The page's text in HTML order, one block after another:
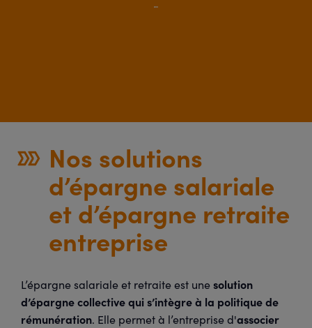
Nos solutions
d’épargne salariale
et d’épargne retraite
entreprise
L’épargne salariale et retraite est unesolution
d’épargne collective qui s’intègre à la politique de
rémunération. Elle permet à l’entreprise d'associer